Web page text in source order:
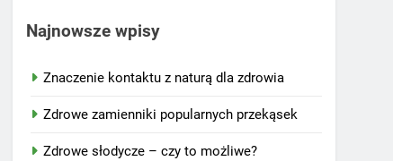
Najnowsze wpisy
Znaczenie kontaktu z naturą dla zdrowia
Zdrowe zamienniki popularnych przekąsek
Zdrowe słodycze – czy to możliwe?